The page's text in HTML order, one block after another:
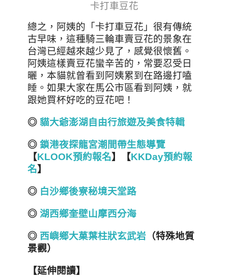
卡打車豆花
總之，阿姨的「卡打車豆花」很有傳統
古早味，這種騎三輪車賣豆花的景象在
台灣已經越來越少見了，感覺很懷舊。
阿姨這樣賣豆花蠻辛苦的，常要忍受日
曬，本貓就曾看到阿姨累到在路邊打嗑
睡。如果大家在馬公市區看到阿姨，就
跟她買杯好吃的豆花吧！
◎ 貓大爺澎湖自由行旅遊及美食特輯
◎ 鎖港夜探龍宮潮間帶生態導覽
【KLOOK預約報名】【KKDay預約報
名】
◎ 白沙鄉後寮秘境天堂路
◎ 湖西鄉奎壁山摩西分海
◎ 西嶼鄉大菓葉柱狀玄武岩 （特殊地質
景觀）
【延伸閱讀】